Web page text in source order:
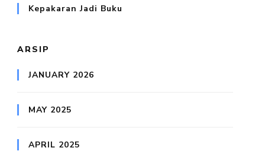
Kepakaran Jadi Buku
ARSIP
JANUARY 2026
MAY 2025
APRIL 2025